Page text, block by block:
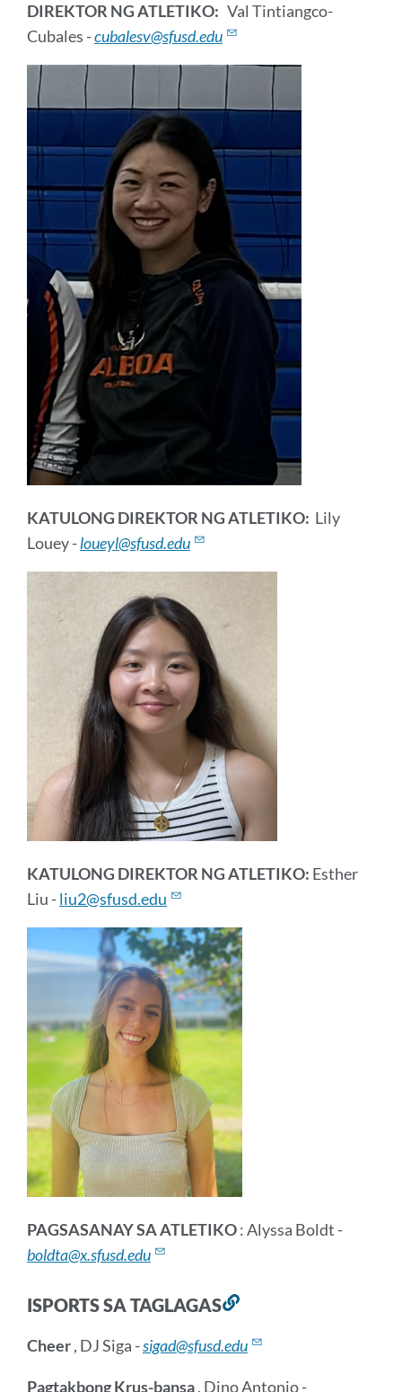
DIREKTOR NG ATLETIKO: Val Tintiangco-
Cubales -cubalesv@sfusd.edu
KATULONG DIREKTOR NG ATLETIKO: Lily
Louey -loueyl@sfusd.edu
KATULONG DIREKTOR NG ATLETIKO: Esther
Liu -liu2@sfusd.edu
PAGSASANAY SA ATLETIKO: Alyssa Boldt -
boldta@x.sfusd.edu
ISPORTS SA TAGLAGAS
seksyong
Cheer, DJ Siga -sigad@sfusd.edu
Pagtakbong Krus-bansa, Dino Antonio -